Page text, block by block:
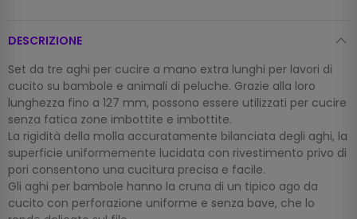
DESCRIZIONE
Set da tre aghi per cucire a mano extra lunghi per lavori di
cucito su bambole e animali di peluche. Grazie alla loro
lunghezza fino a 127 mm, possono essere utilizzati per cucire
senza fatica zone imbottite e imbottite.
La rigidità della molla accuratamente bilanciata degli aghi, la
superficie uniformemente lucidata con rivestimento privo di
pori consentono una cucitura precisa e facile.
Gli aghi per bambole hanno la cruna di un tipico ago da
cucito con perforazione uniforme e senza bave, che lo